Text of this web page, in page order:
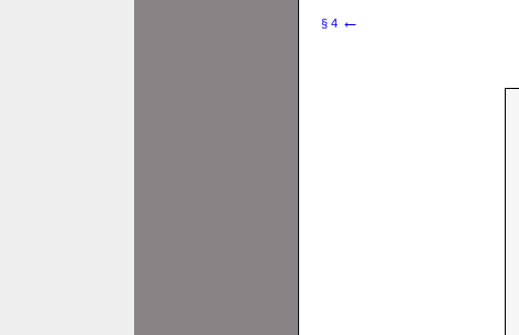
§ 4 ←